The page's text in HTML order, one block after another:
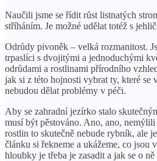
Naučili jsme se řídit růst listnatých
stříháním. Je možné udělat totéž s
Odrůdy pivoněk – velká rozmanitost.
trpaslíci s dvojitými a jednoduchými
odrůdami a rostlinami přírodního
jak si z této hojnosti vybrat ty, které se
nebudou dělat problémy v péči.
Aby se zahradní jezírko stalo
musí být pěstováno. Ano, ano, nemýlili
rostlin to skutečně nebude rybník, ale
článku si řekneme a ukážeme, co jsou
hloubky je třeba je zasadit a jak se o ně